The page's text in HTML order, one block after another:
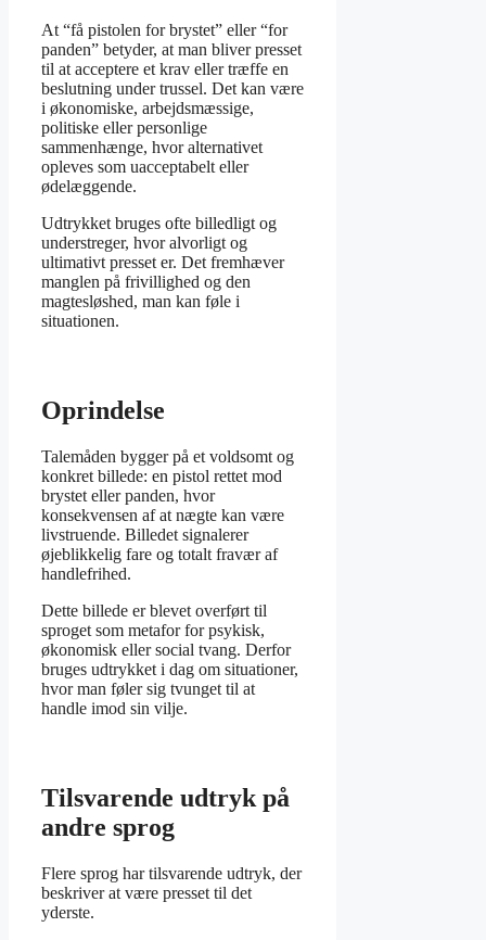
At “få pistolen for brystet” eller “for
panden” betyder, at man bliver presset
til at acceptere et krav eller træffe en
beslutning under trussel. Det kan være
i økonomiske, arbejdsmæssige,
politiske eller personlige
sammenhænge, hvor alternativet
opleves som uacceptabelt eller
ødelæggende.
Udtrykket bruges ofte billedligt og
understreger, hvor alvorligt og
ultimativt presset er. Det fremhæver
manglen på frivillighed og den
magtesløshed, man kan føle i
situationen.
Oprindelse
Talemåden bygger på et voldsomt og
konkret billede: en pistol rettet mod
brystet eller panden, hvor
konsekvensen af at nægte kan være
livstruende. Billedet signalerer
øjeblikkelig fare og totalt fravær af
handlefrihed.
Dette billede er blevet overført til
sproget som metafor for psykisk,
økonomisk eller social tvang. Derfor
bruges udtrykket i dag om situationer,
hvor man føler sig tvunget til at
handle imod sin vilje.
Tilsvarende udtryk på
andre sprog
Flere sprog har tilsvarende udtryk, der
beskriver at være presset til det
yderste.